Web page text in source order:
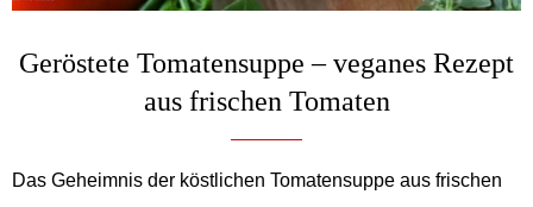
Geröstete Tomatensuppe – veganes Rezept
aus frischen Tomaten
Das Geheimnis der köstlichen Tomatensuppe aus frischen